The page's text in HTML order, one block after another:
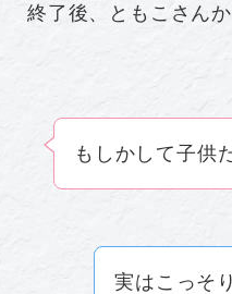
終了後、ともこさん
もしかして子供
実はこっそ